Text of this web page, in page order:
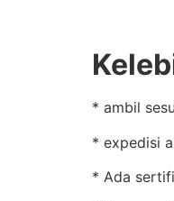
* ambil
* expedisi
* Ada